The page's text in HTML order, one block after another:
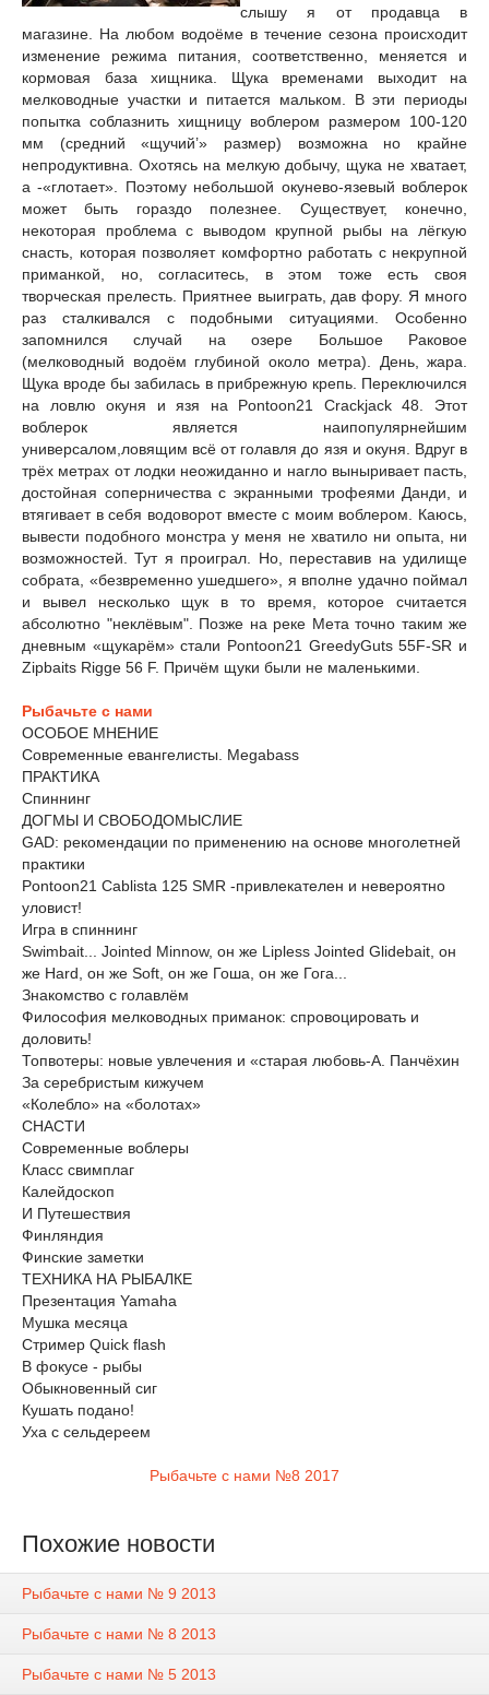
слышу я от продавца в
магазине. На любом водоёме в течение сезона происходит
изменение режима питания, соответственно, меняется и
кормовая база хищника. Щука временами выходит на
мелководные участки и питается мальком. В эти периоды
попытка соблазнить хищницу воблером размером 100-120
мм (средний «щучий’» размер) возможна но крайне
непродуктивна. Охотясь на мелкую добычу, щука не хватает,
а -«глотает». Поэтому небольшой окунево-язевый воблерок
может быть гораздо полезнее. Существует, конечно,
некоторая проблема с выводом крупной рыбы на лёгкую
снасть, которая позволяет комфортно работать с некрупной
приманкой, но, согласитесь, в этом тоже есть своя
творческая прелесть. Приятнее выиграть, дав фору. Я много
раз сталкивался с подобными ситуациями. Особенно
запомнился случай на озере Большое Раковое
(мелководный водоём глубиной около метра). День, жара.
Щука вроде бы забилась в прибрежную крепь. Переключился
на ловлю окуня и язя на Pontoon21 Crackjack 48. Этот
воблерок является наипопулярнейшим
универсалом,ловящим всё от голавля до язя и окуня. Вдруг в
трёх метрах от лодки неожиданно и нагло выныривает пасть,
достойная соперничества с экранными трофеями Данди, и
втягивает в себя водоворот вместе с моим воблером. Каюсь,
вывести подобного монстра у меня не хватило ни опыта, ни
возможностей. Тут я проиграл. Но, переставив на удилище
собрата, «безвременно ушедшего», я вполне удачно поймал
и вывел несколько щук в то время, которое считается
абсолютно "неклёвым". Позже на реке Мета точно таким же
дневным «щукарём» стали Pontoon21 GreedyGuts 55F-SR и
Zipbaits Rigge 56 F. Причём щуки были не маленькими.
Рыбачьте с нами
ОСОБОЕ МНЕНИЕ
Современные евангелисты. Megabass
ПРАКТИКА
Спиннинг
ДОГМЫ И СВОБОДОМЫСЛИЕ
GAD: рекомендации по применению на основе многолетней
практики
Pontoon21 Cablista 125 SMR -привлекателен и невероятно
уловист!
Игра в спиннинг
Swimbait... Jointed Minnow, он же Lipless Jointed Glidebait, он
же Hard, он же Soft, он же Гоша, он же Гога...
Знакомство с голавлём
Философия мелководных приманок: спровоцировать и
доловить!
Топвотеры: новые увлечения и «старая любовь-А. Панчёхин
За серебристым кижучем
«Колебло» на «болотах»
СНАСТИ
Современные воблеры
Класс свимплаг
Калейдоскоп
И Путешествия
Финляндия
Финские заметки
ТЕХНИКА НА РЫБАЛКЕ
Презентация Yamaha
Мушка месяца
Стример Quick flash
В фокусе - рыбы
Обыкновенный сиг
Кушать подано!
Уха с сельдереем
Рыбачьте с нами №8 2017
Похожие новости
Рыбачьте с нами № 9 2013
Рыбачьте с нами № 8 2013
Рыбачьте с нами № 5 2013